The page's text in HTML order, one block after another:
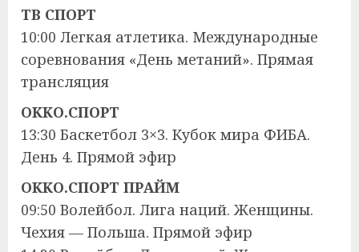
ТВ СПОРТ
10:00 Легкая атлетика. Международные
соревнования «День метаний». Прямая
трансляция
OKKO.СПОРТ
13:30 Баскетбол 3×3. Кубок мира ФИБА.
День 4. Прямой эфир
OKKO.СПОРТ ПРАЙМ
09:50 Волейбол. Лига наций. Женщины.
Чехия — Польша. Прямой эфир